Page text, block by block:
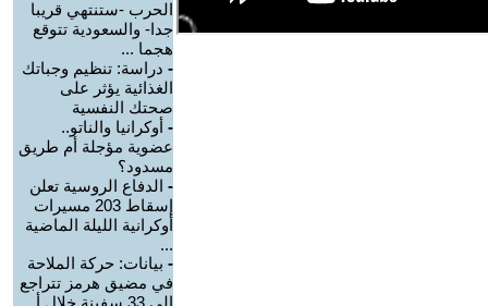
الحرب -ستنتهي قريبا
جدا- والسعودية تتوقع
هجما ...
- دراسة: تنظيم وجباتك
الغذائية يؤثر على
صحتك النفسية
- أوكرانيا والناتو..
عضوية مؤجلة أم طريق
مسدود؟
- الدفاع الروسية تعلن
إسقاط 203 مسيرات
أوكرانية الليلة الماضية
...
- بيانات: حركة الملاحة
في مضيق هرمز تتراجع
إلى 33 سفينة خلال أ ...